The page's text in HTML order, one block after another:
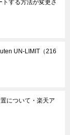
する方法が変更さ
UN-LIMIT （216
について・楽天ア